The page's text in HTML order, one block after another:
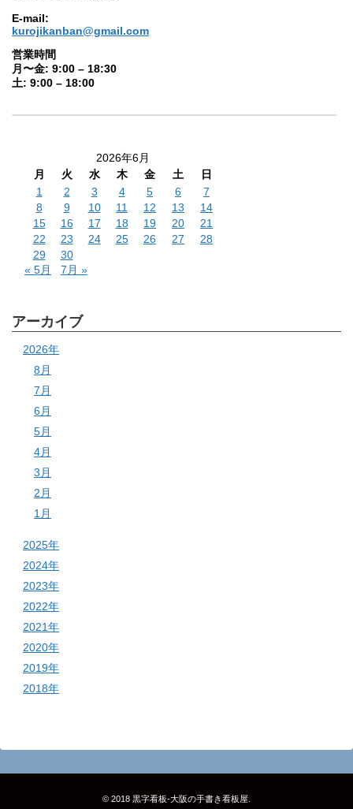
E-mail:
kurojikanban@gmail.com
営業時間
月〜金: 9:00 – 18:30
土: 9:00 – 18:00
2026年6月
月
火 水 木 金 土
日
1
2 3 4 5 6
7
8
9 10 11 12 13
14
15
16 17 18 19 20
21
22
23 24 25 26 27
28
29
30
« 5月
7月 »
アーカイブ
2026年
8月
7月
6月
5月
4月
3月
2月
1月
2025年
2024年
2023年
2022年
2021年
2020年
2019年
2018年
© 2018 黒字看板‐大阪の手書き看板屋